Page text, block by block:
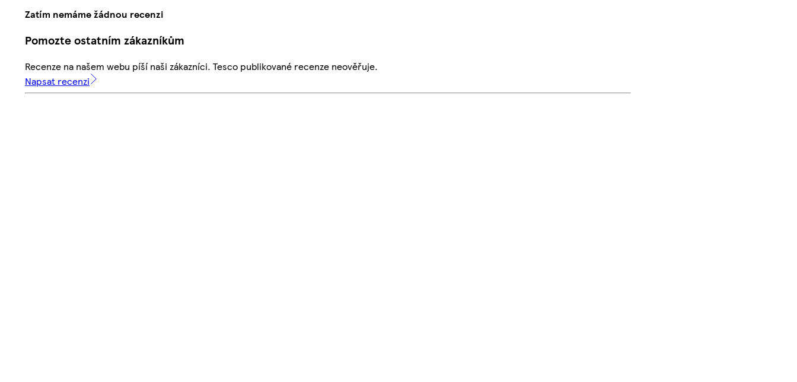
Zatím nemáme žádnou recenzi
Pomozte ostatním zákazníkům
Recenze na našem webu píší naši zákazníci. Tesco publikované recenze neověřuje.
Napsat recenzi